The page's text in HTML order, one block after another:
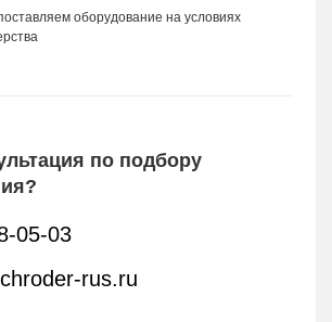
оборудование на условиях
по подбору
05-03
rus.ru